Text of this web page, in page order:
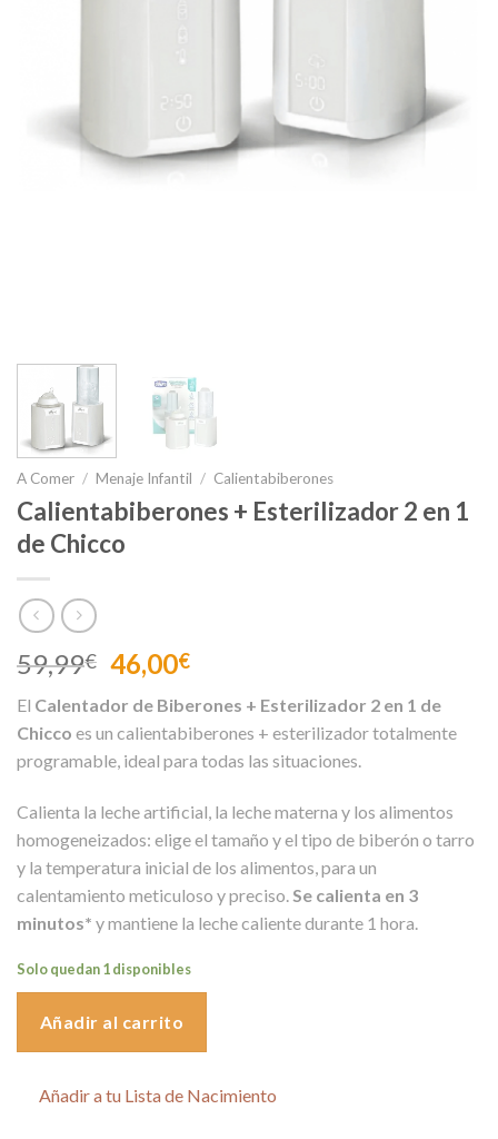
A Comer / Menaje Infantil / Calientabiberones
Calientabiberones + Esterilizador 2 en 1
de Chicco
59,99€ El
precio
original
era:
59,99€.
46,00€El
actual
es:
46,00€.
El Calentador de Biberones + Esterilizador 2 en 1 de
Chicco es un calientabiberones + esterilizador totalmente
programable, ideal para todas las situaciones.
Calienta la leche artificial, la leche materna y los alimentos
homogeneizados: elige el tamaño y el tipo de biberón o tarro
y la temperatura inicial de los alimentos, para un
calentamiento meticuloso y preciso.Se calienta en 3
minutos* y mantiene la leche caliente durante 1 hora.
Solo quedan 1 disponibles
Añadir al carrito
Añadir a tu Lista de Nacimiento